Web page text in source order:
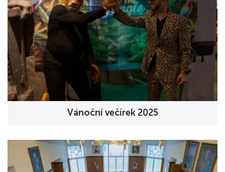
Vánoční večírek 2025